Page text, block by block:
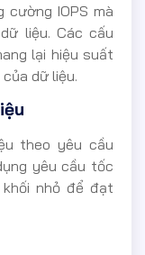
cường IOPS mà
liệu. Các cấu
lại hiệu suất
dữ liệu.
theo yêu cầu
yêu cầu tốc
nhỏ để đạt